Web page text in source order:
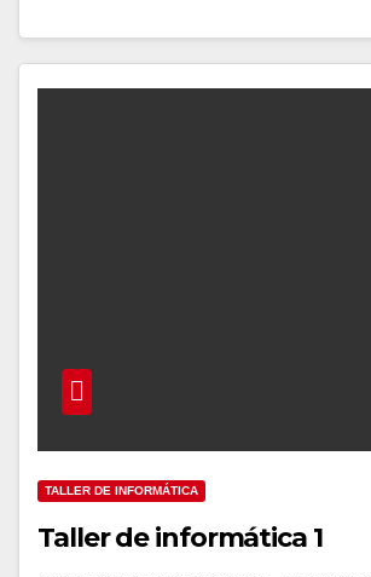
TALLER DE INFORMÁTICA
Taller de informática 1